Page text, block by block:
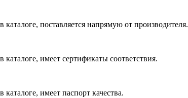
каталоге, поставляется напрямую от производителя.
каталоге, имеет сертификаты соответствия.
имеет паспорт качества.